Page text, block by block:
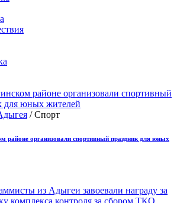
/ Спорт
районе организовали спортивный праздник для юных